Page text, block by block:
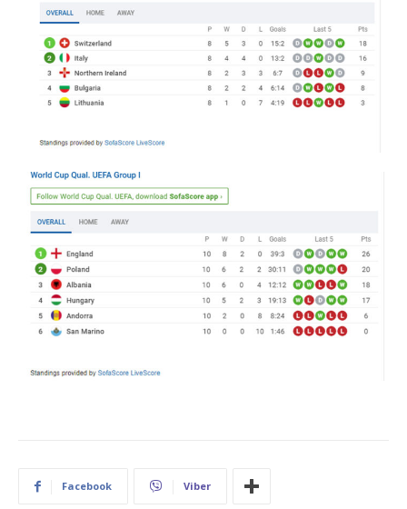
Facebook Viber